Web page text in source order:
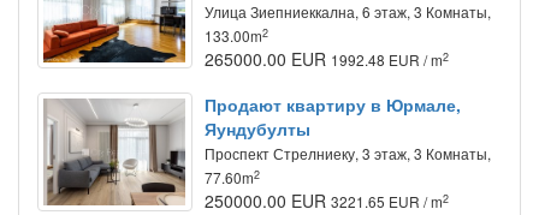
Улица Зиепниеккална, 6 этаж, 3 Комнаты,
133.00m2
265000.00 EUR 1992.48 EUR / m2
Продают квартиру в Юрмале,
Яундубулты
Проспект Стрелниеку, 3 этаж, 3 Комнаты,
77.60m2
250000.00 EUR 3221.65 EUR / m2